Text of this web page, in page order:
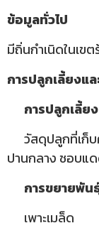
ข้อมูลทั่วไป
มีถิ่นกำเนิดในเข
การปลูกเลี้ยงแล
การปลูกเลี้ยง
วัสดุปลูกที่เก็บ
ปานกลาง ชอบแ
การขยายพัน
เพาะเมล็ด